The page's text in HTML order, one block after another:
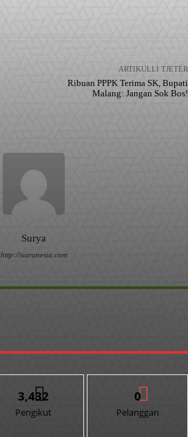
ARTIKULLI TJETËR
Ribuan PPPK Terima SK, Bupati
Malang: Jangan Sok Bos!
Surya
http://siaranesia.com
3,432
Pengikut
0
Pelanggan